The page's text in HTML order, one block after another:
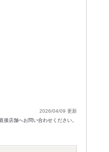
2026/04/09 更新
店舗へお問い合わせください。